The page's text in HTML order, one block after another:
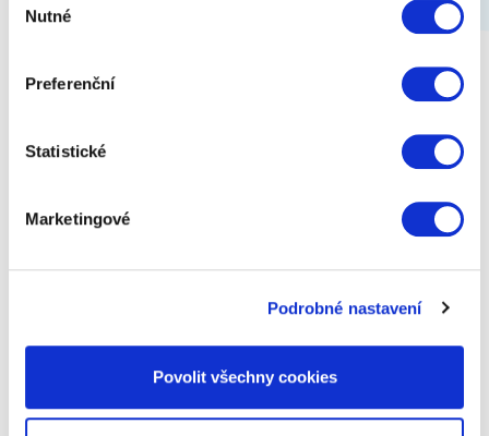
souhlasu
Nutné
Preferenční
Statistické
Marketingové
Podrobné nastavení
Povolit všechny cookies
Masážní pistole
Zažijte nejvyšší úlevu s masážní pistolí se 4
Tento profesionální masážní přístroj je…